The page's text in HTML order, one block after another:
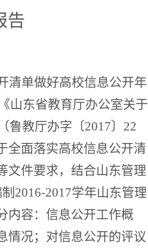
告
清单做好高校信息公开年
山东省教育厅办公室关于
鲁教厅办字〔2017〕22
全面落实高校信息公开清
文件要求，结合山东管理
2016-2017学年山东管理
内容：信息公开工作概
情况；对信息公开的评议